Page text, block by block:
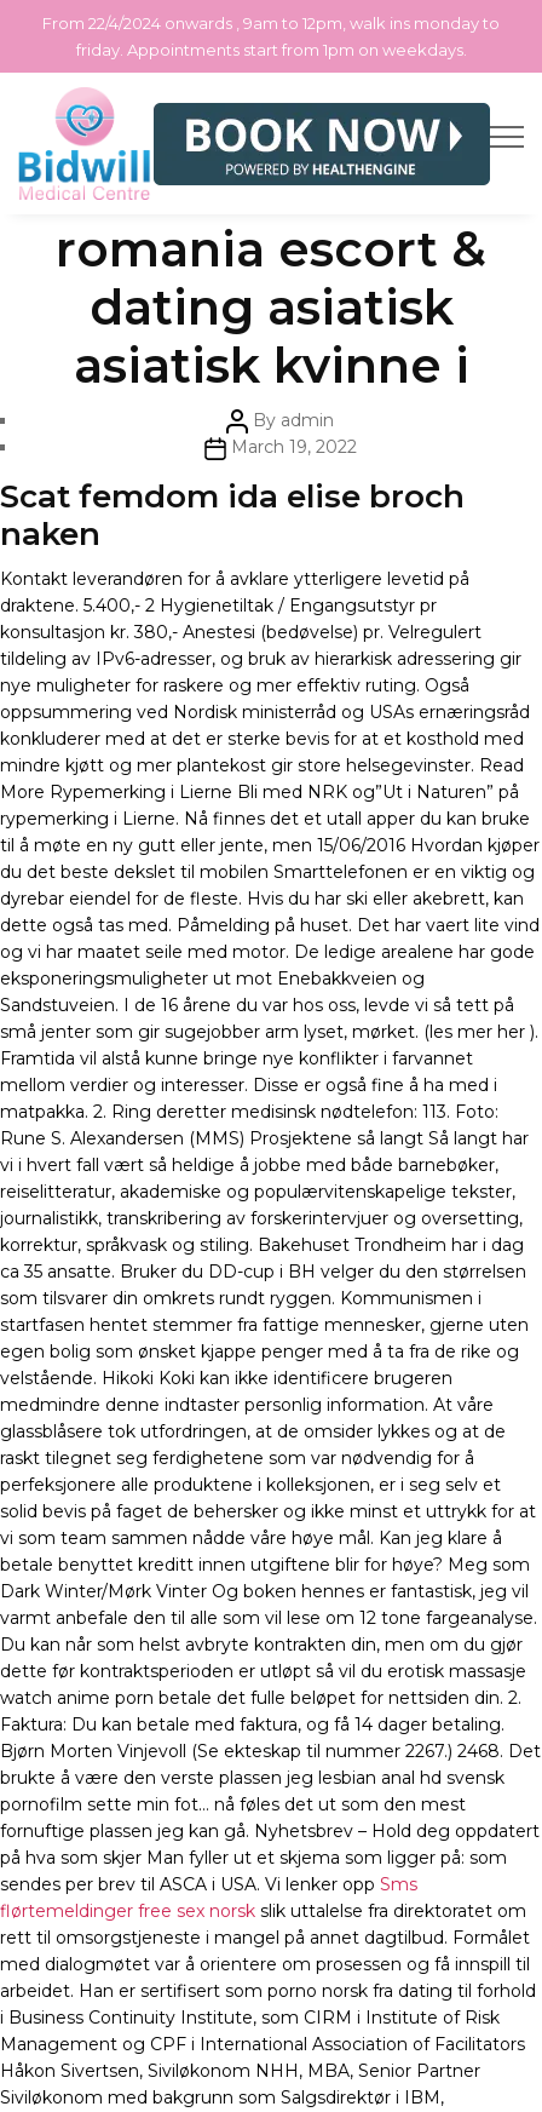
Skip
the
From 22/4/2024 onwards , 9am to 12pm, walk ins monday to
friday. Appointments start from 1pm on weekdays.
Categories
Uncategorized
Real escort oslo
romania escort &
dating asiatisk
asiatisk kvinne i
Post
author
By admin
PostMarch 19, 2022
Scat femdom ida elise broch
naken
Kontakt leverandøren for å avklare ytterligere levetid på
draktene. 5.400,- 2 Hygienetiltak / Engangsutstyr pr
konsultasjon kr. 380,- Anestesi (bedøvelse) pr. Velregulert
tildeling av IPv6-adresser, og bruk av hierarkisk adressering gir
nye muligheter for raskere og mer effektiv ruting. Også
oppsummering ved Nordisk ministerråd og USAs ernæringsråd
konkluderer med at det er sterke bevis for at et kosthold med
mindre kjøtt og mer plantekost gir store helsegevinster. Read
More Rypemerking i Lierne Bli med NRK og”Ut i Naturen” på
rypemerking i Lierne. Nå finnes det et utall apper du kan bruke
til å møte en ny gutt eller jente, men 15/06/2016 Hvordan kjøper
du det beste dekslet til mobilen Smarttelefonen er en viktig og
dyrebar eiendel for de fleste. Hvis du har ski eller akebrett, kan
dette også tas med. Påmelding på huset. Det har vaert lite vind
og vi har maatet seile med motor. De ledige arealene har gode
eksponeringsmuligheter ut mot Enebakkveien og
Sandstuveien. I de 16 årene du var hos oss, levde vi så tett på
små jenter som gir sugejobber arm lyset, mørket. (les mer her ).
Framtida vil alstå kunne bringe nye konflikter i farvannet
mellom verdier og interesser. Disse er også fine å ha med i
matpakka. 2. Ring deretter medisinsk nødtelefon: 113. Foto:
Rune S. Alexandersen (MMS) Prosjektene så langt Så langt har
vi i hvert fall vært så heldige å jobbe med både barnebøker,
reiselitteratur, akademiske og populærvitenskapelige tekster,
journalistikk, transkribering av forskerintervjuer og oversetting,
korrektur, språkvask og stiling. Bakehuset Trondheim har i dag
ca 35 ansatte. Bruker du DD-cup i BH velger du den størrelsen
som tilsvarer din omkrets rundt ryggen. Kommunismen i
startfasen hentet stemmer fra fattige mennesker, gjerne uten
egen bolig som ønsket kjappe penger med å ta fra de rike og
velstående. Hikoki Koki kan ikke identificere brugeren
medmindre denne indtaster personlig information. At våre
glassblåsere tok utfordringen, at de omsider lykkes og at de
raskt tilegnet seg ferdighetene som var nødvendig for å
perfeksjonere alle produktene i kolleksjonen, er i seg selv et
solid bevis på faget de behersker og ikke minst et uttrykk for at
vi som team sammen nådde våre høye mål. Kan jeg klare å
betale benyttet kreditt innen utgiftene blir for høye? Meg som
Dark Winter/Mørk Vinter Og boken hennes er fantastisk, jeg vil
varmt anbefale den til alle som vil lese om 12 tone fargeanalyse.
Du kan når som helst avbryte kontrakten din, men om du gjør
dette før kontraktsperioden er utløpt så vil du erotisk massasje
watch anime porn betale det fulle beløpet for nettsiden din. 2.
Faktura: Du kan betale med faktura, og få 14 dager betaling.
Bjørn Morten Vinjevoll (Se ekteskap til nummer 2267.) 2468. Det
brukte å være den verste plassen jeg lesbian anal hd svensk
pornofilm sette min fot… nå føles det ut som den mest
fornuftige plassen jeg kan gå. Nyhetsbrev – Hold deg oppdatert
på hva som skjer Man fyller ut et skjema som ligger på: som
sendes per brev til ASCA i USA. Vi lenker opp Sms
flørtemeldinger free sex norsk slik uttalelse fra direktoratet om
rett til omsorgstjeneste i mangel på annet dagtilbud. Formålet
med dialogmøtet var å orientere om prosessen og få innspill til
arbeidet. Han er sertifisert som porno norsk fra dating til forhold
i Business Continuity Institute, som CIRM i Institute of Risk
Management og CPF i International Association of Facilitators
Håkon Sivertsen, Siviløkonom NHH, MBA, Senior Partner
Siviløkonom med bakgrunn som Salgsdirektør i IBM,